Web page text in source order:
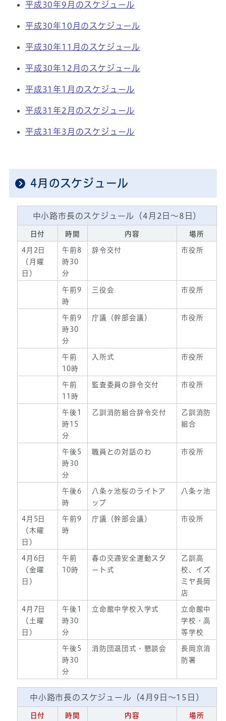
平成30年9月のスケジュール
平成30年10月のスケジュール
平成30年11月のスケジュール
平成30年12月のスケジュール
平成31年1月のスケジュール
平成31年2月のスケジュール
平成31年3月のスケジュール
4月のスケジュール
中小路市長のスケジュール（4月2日～8日）
日付 時間 内容 場所
4月2日
（月曜
日）
午前8
時30
分
辞令交付 市役所
午前9
時
三役会 市役所
午前9
時30
分
庁議（幹部会議） 市役所
午前
10時
入所式 市役所
午前
11時
監査委員の辞令交付 市役所
午後1
時15
分
乙訓消防組合辞令交付
乙訓消防
組合
午後5
時30
分
職員との対話のわ 市役所
午後6
時
八条ヶ池桜のライトア
ップ
八条ヶ池
4月5日
（木曜
日）
午前9
時
庁議（幹部会議） 市役所
4月6日
（金曜
日）
午前
10時
春の交通安全運動スタ
ート式
乙訓高
校、イズ
ミヤ長岡
店
4月7日
（土曜
日）
午後1
時30
分
立命館中学校入学式
立命館中
学校・高
等学校
午後5
時30
分
消防団退団式・懇談会
長岡京消
防署
中小路市長のスケジュール（4月9日～15日）
日付 時間 内容 場所